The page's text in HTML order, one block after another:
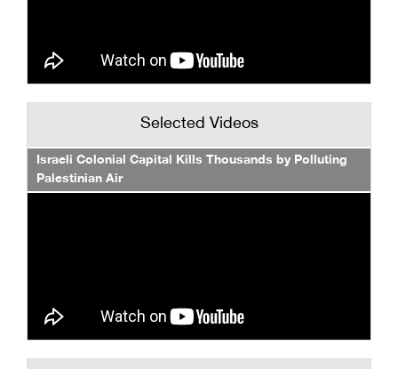
Selected Videos
Israeli Colonial Capital Kills Thousands by Polluting
Palestinian Air